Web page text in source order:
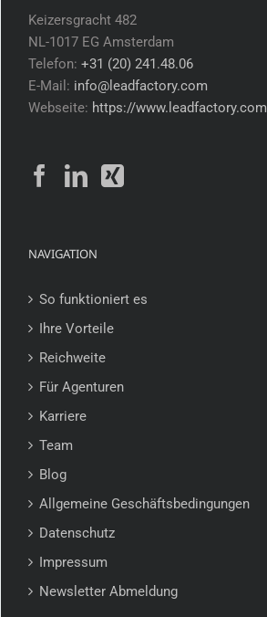
Keizersgracht 482
NL-1017 EG Amsterdam
Telefon: +31 (20) 241.48.06
E-Mail: info@leadfactory.com
Webseite: https://www.leadfactory.com
NAVIGATION
So funktioniert es
Ihre Vorteile
Reichweite
Für Agenturen
Karriere
Team
Blog
Allgemeine Geschäftsbedingungen
Datenschutz
Impressum
Newsletter Abmeldung